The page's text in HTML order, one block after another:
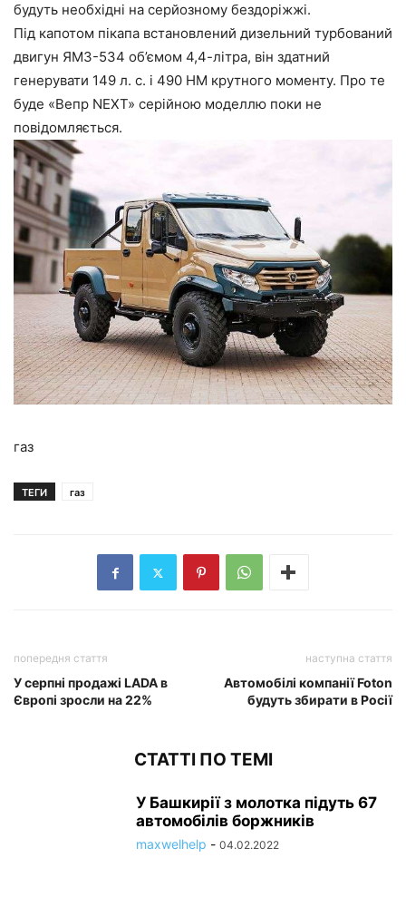
будуть необхідні на серйозному бездоріжжі.
Під капотом пікапа встановлений дизельний турбований
двигун ЯМЗ-534 об’ємом 4,4-літра, він здатний
генерувати 149 л. с. і 490 НМ крутного моменту. Про те
буде «Вепр NEXT» серійною моделлю поки не
повідомляється.
газ
ТЕГИ газ
попередня стаття
У серпні продажі LADA в
Європі зросли на 22%
наступна стаття
Автомобілі компанії Foton
будуть збирати в Росії
СТАТТІ ПО ТЕМІ
У Башкирії з молотка підуть 67
автомобілів боржників
maxwelhelp - 04.02.2022